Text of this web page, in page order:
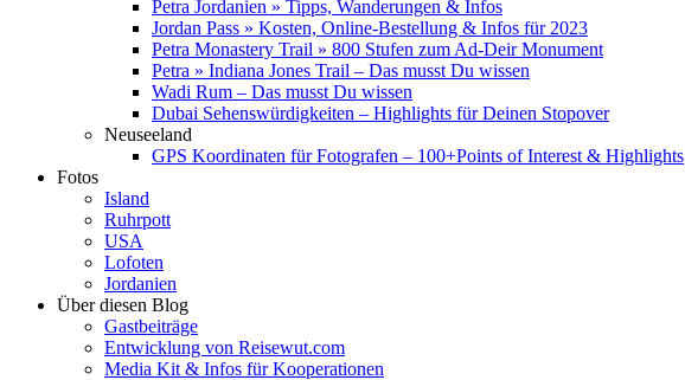
Petra Jordanien » Tipps, Wanderungen & Infos
Jordan Pass » Kosten, Online-Bestellung & Infos für 2023
Petra Monastery Trail » 800 Stufen zum Ad-Deir Monument
Petra » Indiana Jones Trail – Das musst Du wissen
Wadi Rum – Das musst Du wissen
Dubai Sehenswürdigkeiten – Highlights für Deinen Stopover
Neuseeland
GPS Koordinaten für Fotografen – 100+Points of Interest & Highlights
Fotos
Island
Ruhrpott
USA
Lofoten
Jordanien
Über diesen Blog
Gastbeiträge
Entwicklung von Reisewut.com
Media Kit & Infos für Kooperationen